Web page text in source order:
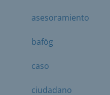
asesoramiento
bafög
caso
ciudadano